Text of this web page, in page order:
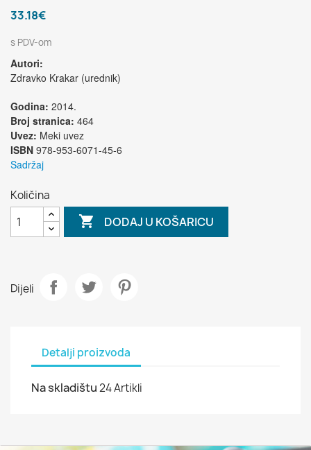
33.18€
s PDV-om
Autori:
Zdravko Krakar (urednik)
Godina: 2014.
Broj stranica: 464
Uvez: Meki uvez
ISBN 978-953-6071-45-6
Sadržaj
Količina
 DODAJ U KOŠARICU
Dijeli
Detalji proizvoda
Na skladištu24 Artikli